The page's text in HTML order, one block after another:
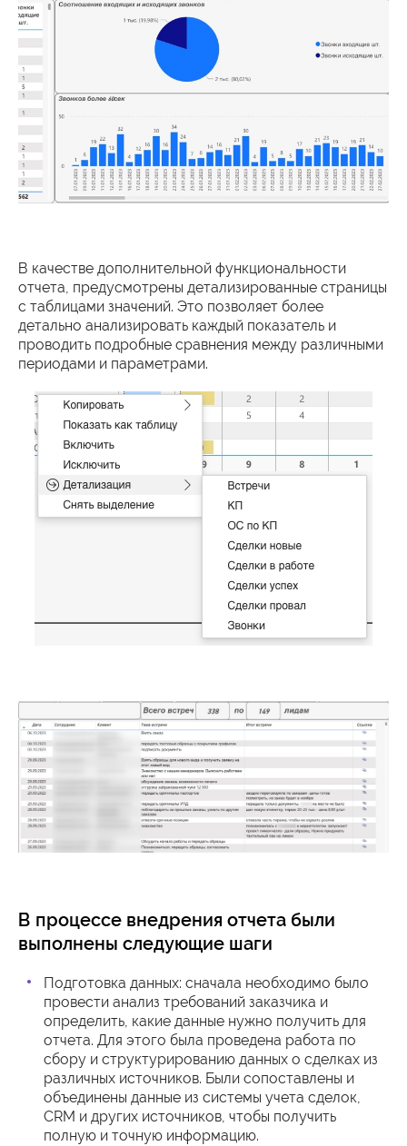
В качестве дополнительной функциональности
отчета, предусмотрены детализированные страницы
с таблицами значений. Это позволяет более
детально анализировать каждый показатель и
проводить подробные сравнения между различными
периодами и параметрами.
В процессе внедрения отчета были
выполнены следующие шаги
Подготовка данных: cначала необходимо было
провести анализ требований заказчика и
определить, какие данные нужно получить для
отчета. Для этого была проведена работа по
сбору и структурированию данных о сделках из
различных источников. Были сопоставлены и
объединены данные из системы учета сделок,
CRM и других источников, чтобы получить
полную и точную информацию.